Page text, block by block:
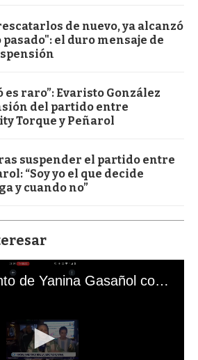
de nuevo, ya alcanzó
el duro mensaje de
es raro”: Evaristo González
del partido entre
Torque y Peñarol
suspender el partido entre
“Soy yo el que decide
y cuando no”
El mal momento de Yanina Gasañol con un hincha argentino en "Subrayado"